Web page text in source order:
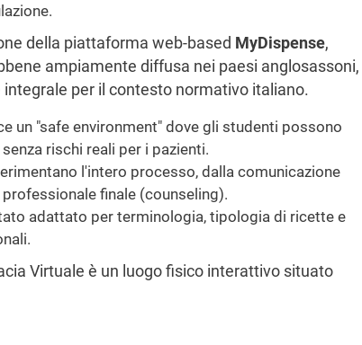
della piattaforma web-based MyDispense,
ampiamente diffusa nei paesi anglosassoni,
per il contesto normativo italiano.
un "safe environment" dove gli studenti possono
rischi reali per i pazienti.
l'intero processo, dalla comunicazione
finale (counseling).
adattato per terminologia, tipologia di ricette e
Virtuale è un luogo fisico interattivo situato